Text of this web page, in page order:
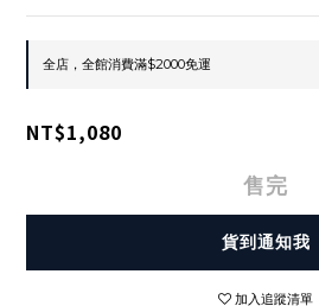
全店，全館消費滿$2000免運
NT$1,080
售完
貨到通知我
加入追蹤清單